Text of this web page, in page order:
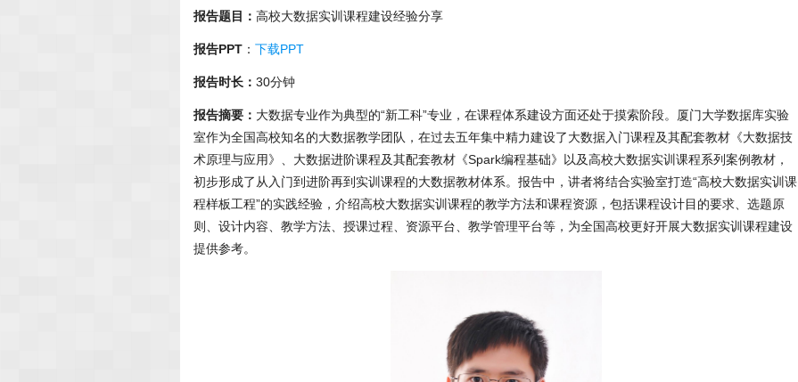
报告题目： 高校大数据实训课程建设经验分享
报告PPT ： 下载PPT
报告时长： 30分钟
报告摘要： 大数据专业作为典型的“新工科”专业，在课程体系建设方面还处于摸索阶段。厦门大学数据库实验
室作为全国高校知名的大数据教学团队，在过去五年集中精力建设了大数据入门课程及其配套教材《大数据技
术原理与应用》、大数据进阶课程及其配套教材《Spark编程基础》以及高校大数据实训课程系列案例教材，
初步形成了从入门到进阶再到实训课程的大数据教材体系。报告中，讲者将结合实验室打造“高校大数据实训课
程样板工程”的实践经验，介绍高校大数据实训课程的教学方法和课程资源，包括课程设计目的要求、选题原
则、设计内容、教学方法、授课过程、资源平台、教学管理平台等，为全国高校更好开展大数据实训课程建设
提供参考。